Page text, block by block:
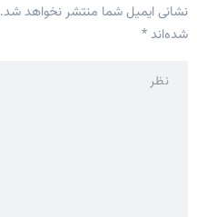
نشانی ایمیل شما منتشر نخواهد شد.
شده‌اند*